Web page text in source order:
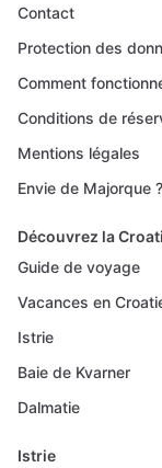
Contact
Protection des
Comment
Conditions de
Mentions légales
Envie de Majorque
Découvrez la
Guide de voyage
Vacances en
Istrie
Baie de Kvarner
Dalmatie
Istrie